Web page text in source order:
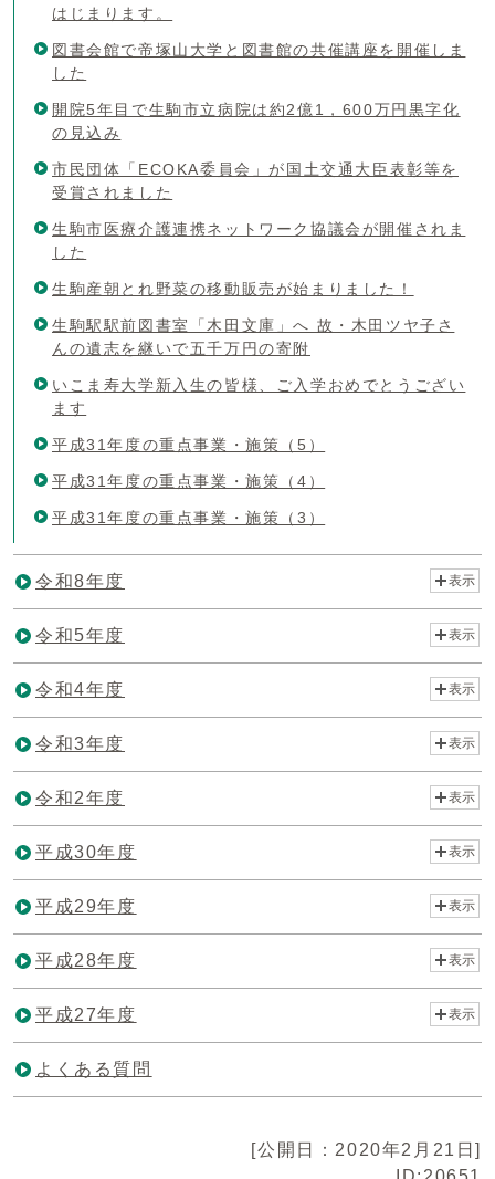
はじまります。
図書会館で帝塚山大学と図書館の共催講座を開催しま
した
開院5年目で生駒市立病院は約2億1，600万円黒字化
の見込み
市民団体「ECOKA委員会」が国土交通大臣表彰等を
受賞されました
生駒市医療介護連携ネットワーク協議会が開催されま
した
生駒産朝とれ野菜の移動販売が始まりました！
生駒駅駅前図書室「木田文庫」へ 故・木田ツヤ子さ
んの遺志を継いで五千万円の寄附
いこま寿大学新入生の皆様、ご入学おめでとうござい
ます
平成31年度の重点事業・施策（5）
平成31年度の重点事業・施策（4）
平成31年度の重点事業・施策（3）
令和8年度 表示
令和5年度 表示
令和4年度 表示
令和3年度 表示
令和2年度 表示
平成30年度 表示
平成29年度 表示
平成28年度 表示
平成27年度 表示
よくある質問
[公開日：2020年2月21日]